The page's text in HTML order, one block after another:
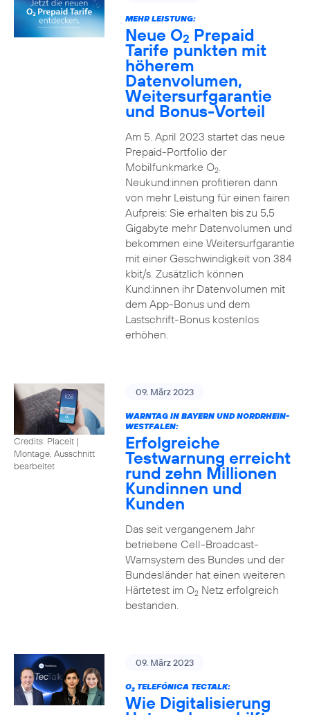
MEHR LEISTUNG:
Neue O2 Prepaid
Tarife punkten mit
höherem
Datenvolumen,
Weitersurfgarantie
und Bonus-Vorteil
Am 5. April 2023 startet das neue
Prepaid-Portfolio der
Mobilfunkmarke O2.
Neukund:innen profitieren dann
von mehr Leistung für einen fairen
Aufpreis: Sie erhalten bis zu 5,5
Gigabyte mehr Datenvolumen und
bekommen eine Weitersurfgarantie
mit einer Geschwindigkeit von 384
kbit/s. Zusätzlich können
Kund:innen ihr Datenvolumen mit
dem App-Bonus und dem
Lastschrift-Bonus kostenlos
erhöhen.
Credits: Placeit |
Montage, Ausschnitt
bearbeitet
09. März 2023
WARNTAG IN BAYERN UND NORDRHEIN-
WESTFALEN:
Erfolgreiche
Testwarnung erreicht
rund zehn Millionen
Kundinnen und
Kunden
Das seit vergangenem Jahr
betriebene Cell-Broadcast-
Warnsystem des Bundes und der
Bundesländer hat einen weiteren
Härtetest im O2Netz erfolgreich
bestanden.
09. März 2023
O2TELEFÓNICA TECTALK:
Wie Digitalisierung